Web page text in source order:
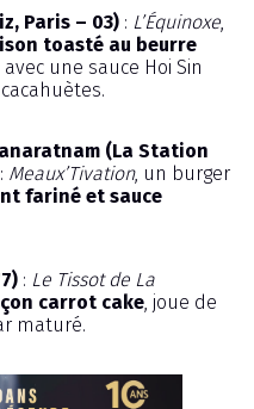
Paris – 03) : L’Équinoxe
toasté au beurre
, avec une sauce Hoi Sin
(La Station
: Meaux’Tivation, un burger
fariné et sauce
: Le Tissot de La
carrot cake , joue de
maturé.